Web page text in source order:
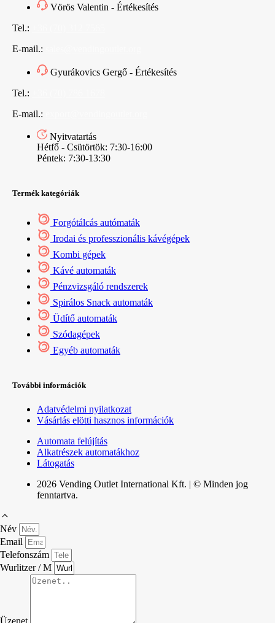
Vörös Valentin - Értékesítés
Tel.:
E-mail.:
Gyurákovics Gergő - Értékesítés
Tel.:
E-mail.:
Nyitvatartás
Hétfő - Csütörtök: 7:30-16:00
Péntek: 7:30-13:30
Termék kategóriák
Forgótálcás autómaták
Irodai és professzionális kávégépek
Kombi gépek
Kávé automaták
Pénzvizsgáló rendszerek
Spirálos Snack automaták
Üdítő automaták
Szódagépek
Egyéb automaták
További információk
Adatvédelmi nyilatkozat
Vásárlás elötti hasznos információk
Automata felújítás
Alkatrészek automatákhoz
Látogatás
2026 Vending Outlet International Kft. | © Minden jog
fenntartva.
Név
Email
Telefonszám
Wurlitzer / M
Üzenet